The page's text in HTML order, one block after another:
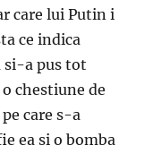
care lui Putin i
ce indica
si-a pus tot
chestiune de
care s-a
ea si o bomba